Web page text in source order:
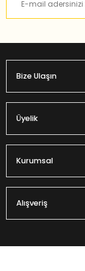
Bize Ulaşın
Üyelik
Kurumsal
Alışveriş